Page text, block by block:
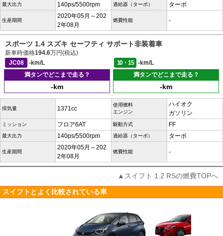
最大出力 140ps/5500rpm 過給器（ターボ） ターボ
生産期間
2020年05月～202
2年08月
燃費性能 -
スポーツ 1.4 スズキ セーフティ サポート非装着車
新車時価格194.6万円(税込)
JC08
-km/L 10・15
-km/L
満タンでどこまで走る？
-km
満タンでどこまで走る？
-km
排気量 1371cc
使用燃料
エンジン
ハイオク
ガソリン
ミッション フロア6AT 駆動方式 FF
最大出力 140ps/5500rpm 過給器（ターボ） ターボ
生産期間
2020年05月～202
2年08月
燃費性能 -
▲スイフト 1.2 RSの燃費TOPへ
スイフトとよく比較されている車